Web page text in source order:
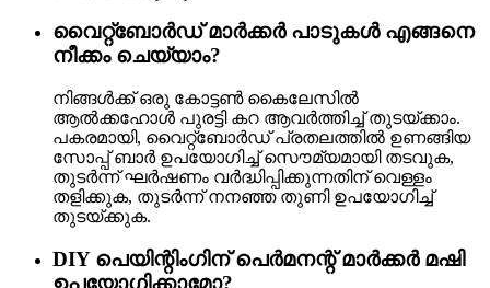
വൈറ്റ്‌ബോർഡ് മാർക്കർ പാടുകൾ എങ്ങനെ
നീക്കം ചെയ്യാം?
നിങ്ങൾക്ക് ഒരു കോട്ടൺ കൈലേസിൽ
ആൽക്കഹോൾ പുരട്ടി കറ ആവർത്തിച്ച് തുടയ്ക്കാം.
പകരമായി, വൈറ്റ്ബോർഡ് പ്രതലത്തിൽ ഉണങ്ങിയ
സോപ്പ് ബാർ ഉപയോഗിച്ച് സൌമ്യമായി തടവുക,
തുടർന്ന് ഘർഷണം വർദ്ധിപ്പിക്കുന്നതിന് വെള്ളം
തളിക്കുക, തുടർന്ന് നനഞ്ഞ തുണി ഉപയോഗിച്ച്
തുടയ്ക്കുക.
DIY പെയിന്റിംഗിന് പെർമനന്റ് മാർക്കർ മഷി
ഉപയോഗിക്കാമോ?